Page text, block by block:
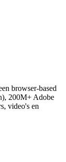
browser-based
200M+ Adobe
video's en